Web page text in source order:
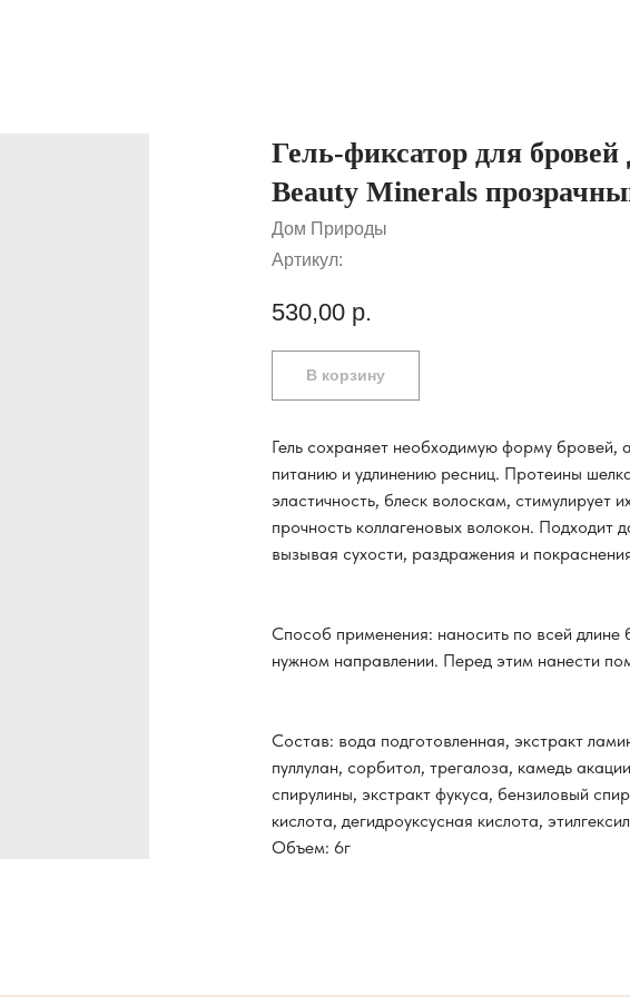
Гель-фиксатор для
Beauty Minerals
Дом Природы
Артикул:
530,00 р.
В корзину
Гель сохраняет необходимую форму бровей,
питанию и удлинению ресниц. Протеины
эластичность, блеск волоскам, стимулирует
прочность коллагеновых волокон. Подходит
вызывая сухости, раздражения и
Способ применения: наносить по всей длине
нужном направлении. Перед этим нанести
Состав: вода подготовленная, экстракт
пуллулан, сорбитол, трегалоза, камедь
спирулины, экстракт фукуса, бензиловый
кислота, дегидроуксусная кислота,
Объем: 6г